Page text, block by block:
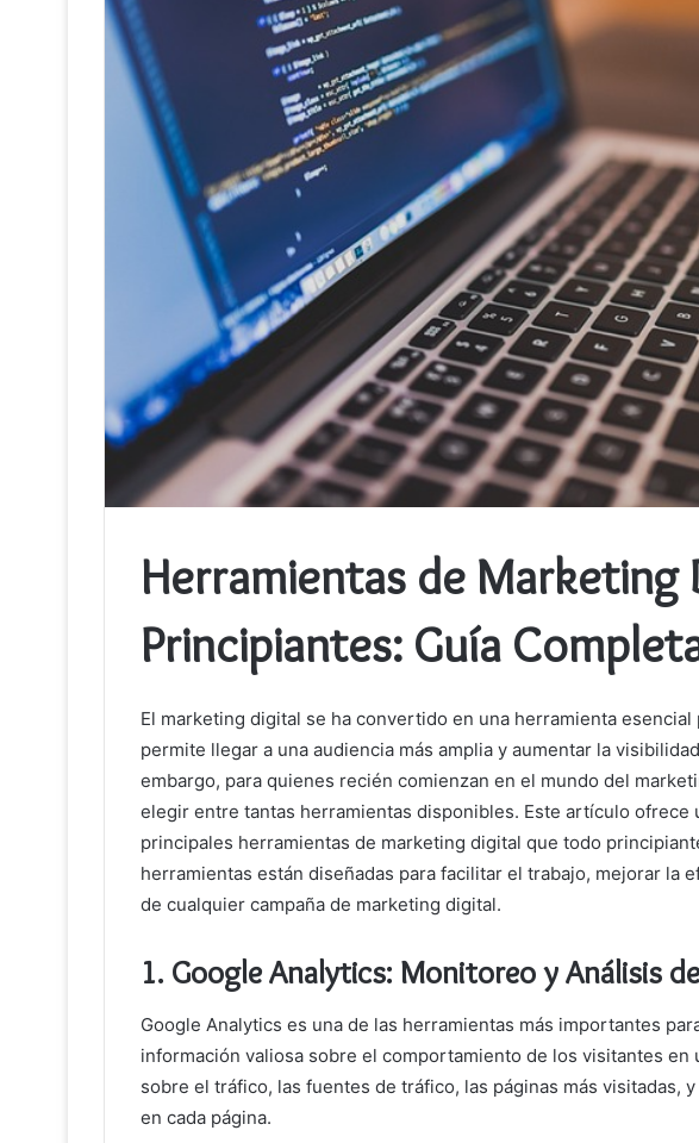
Herramientas de Marketing
Principiantes: Guía
El marketing digital se ha convertido en una herramienta
permite llegar a una audiencia más amplia y aumentar la
embargo, para quienes recién comienzan en el mundo del
elegir entre tantas herramientas disponibles. Este artículo ofrece
principales herramientas de marketing digital que todo
herramientas están diseñadas para facilitar el trabajo, mejorar la
de cualquier campaña de marketing digital.
1. Google Analytics: Monitoreo y Análisis
Google Analytics es una de las herramientas más importantes
información valiosa sobre el comportamiento de los visitantes en
sobre el tráfico, las fuentes de tráfico, las páginas más visitadas,
en cada página.